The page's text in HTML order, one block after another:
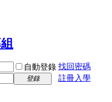
自動登錄 找回密碼
登錄
註冊入學